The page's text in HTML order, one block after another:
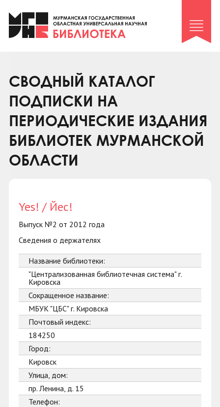
Клуб «Гиря и сельдерей»
Клуб «Семейный архив»
Коллегам
Контакты
СВОДНЫЙ КАТАЛОГ
ПОДПИСКИ НА
ПЕРИОДИЧЕСКИЕ ИЗДАНИЯ
БИБЛИОТЕК МУРМАНСКОЙ
ОБЛАСТИ
Yes! / Йес!
Выпуск №2 от 2012 года
Сведения о держателях
Название библиотеки:
"Централизованная библиотечная система" г.
Кировска
Сокращенное название:
МБУК "ЦБС" г. Кировска
Почтовый индекс:
184250
Город:
Кировск
Улица, дом:
пр. Ленина, д. 15
Телефон: